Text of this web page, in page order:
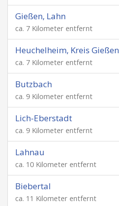
Gießen, Lahn
ca. 7 Kilometer entfernt
Heuchelheim, Kreis Gießen
ca. 7 Kilometer entfernt
Butzbach
ca. 9 Kilometer entfernt
Lich-Eberstadt
ca. 9 Kilometer entfernt
Lahnau
ca. 10 Kilometer entfernt
Biebertal
ca. 11 Kilometer entfernt